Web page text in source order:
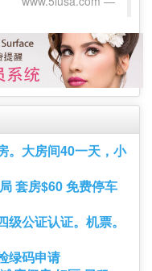
。大房间40一天，小
套房$60 免费停车
公证认证。机票。
绿码申请